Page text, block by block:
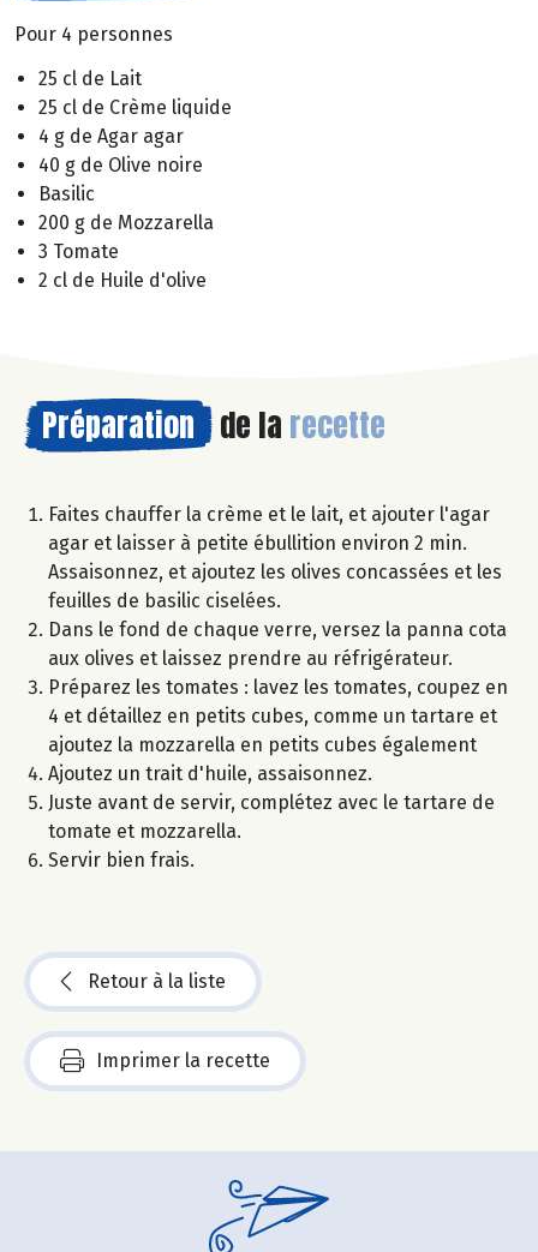
Pour 4 personnes
25 cl de Lait
25 cl de Crème liquide
4 g de Agar agar
40 g de Olive noire
Basilic
200 g de Mozzarella
3 Tomate
2 cl de Huile d'olive
Préparation de la recette
Faites chauffer la crème et le lait, et ajouter l'agar
agar et laisser à petite ébullition environ 2 min.
Assaisonnez, et ajoutez les olives concassées et les
feuilles de basilic ciselées.
Dans le fond de chaque verre, versez la panna cota
aux olives et laissez prendre au réfrigérateur.
Préparez les tomates : lavez les tomates, coupez en
4 et détaillez en petits cubes, comme un tartare et
ajoutez la mozzarella en petits cubes également
Ajoutez un trait d'huile, assaisonnez.
Juste avant de servir, complétez avec le tartare de
tomate et mozzarella.
Servir bien frais.
Retour à la liste
Imprimer la recette